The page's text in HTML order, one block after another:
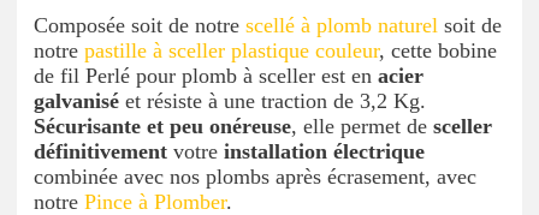
Composée soit de notre scellé à plomb naturel soit de
notre pastille à sceller plastique couleur, cette bobine
de fil Perlé pour plomb à sceller est en acier
galvanisé et résiste à une traction de 3,2 Kg.
Sécurisante et peu onéreuse, elle permet de sceller
définitivement votre installation électrique
combinée avec nos plombs après écrasement, avec
notre Pince à Plomber.